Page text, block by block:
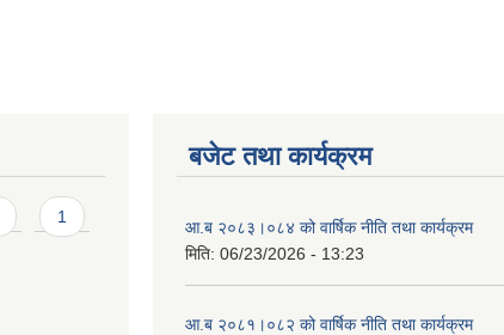
1
बजेट तथा कार्यक्रम
आ.ब २०८३।०८४ को वार्षिक नीति तथा कार्यक्रम
मिति: 06/23/2026 - 13:23
आ.ब २०८१।०८२ को वार्षिक नीति तथा कार्यक्रम